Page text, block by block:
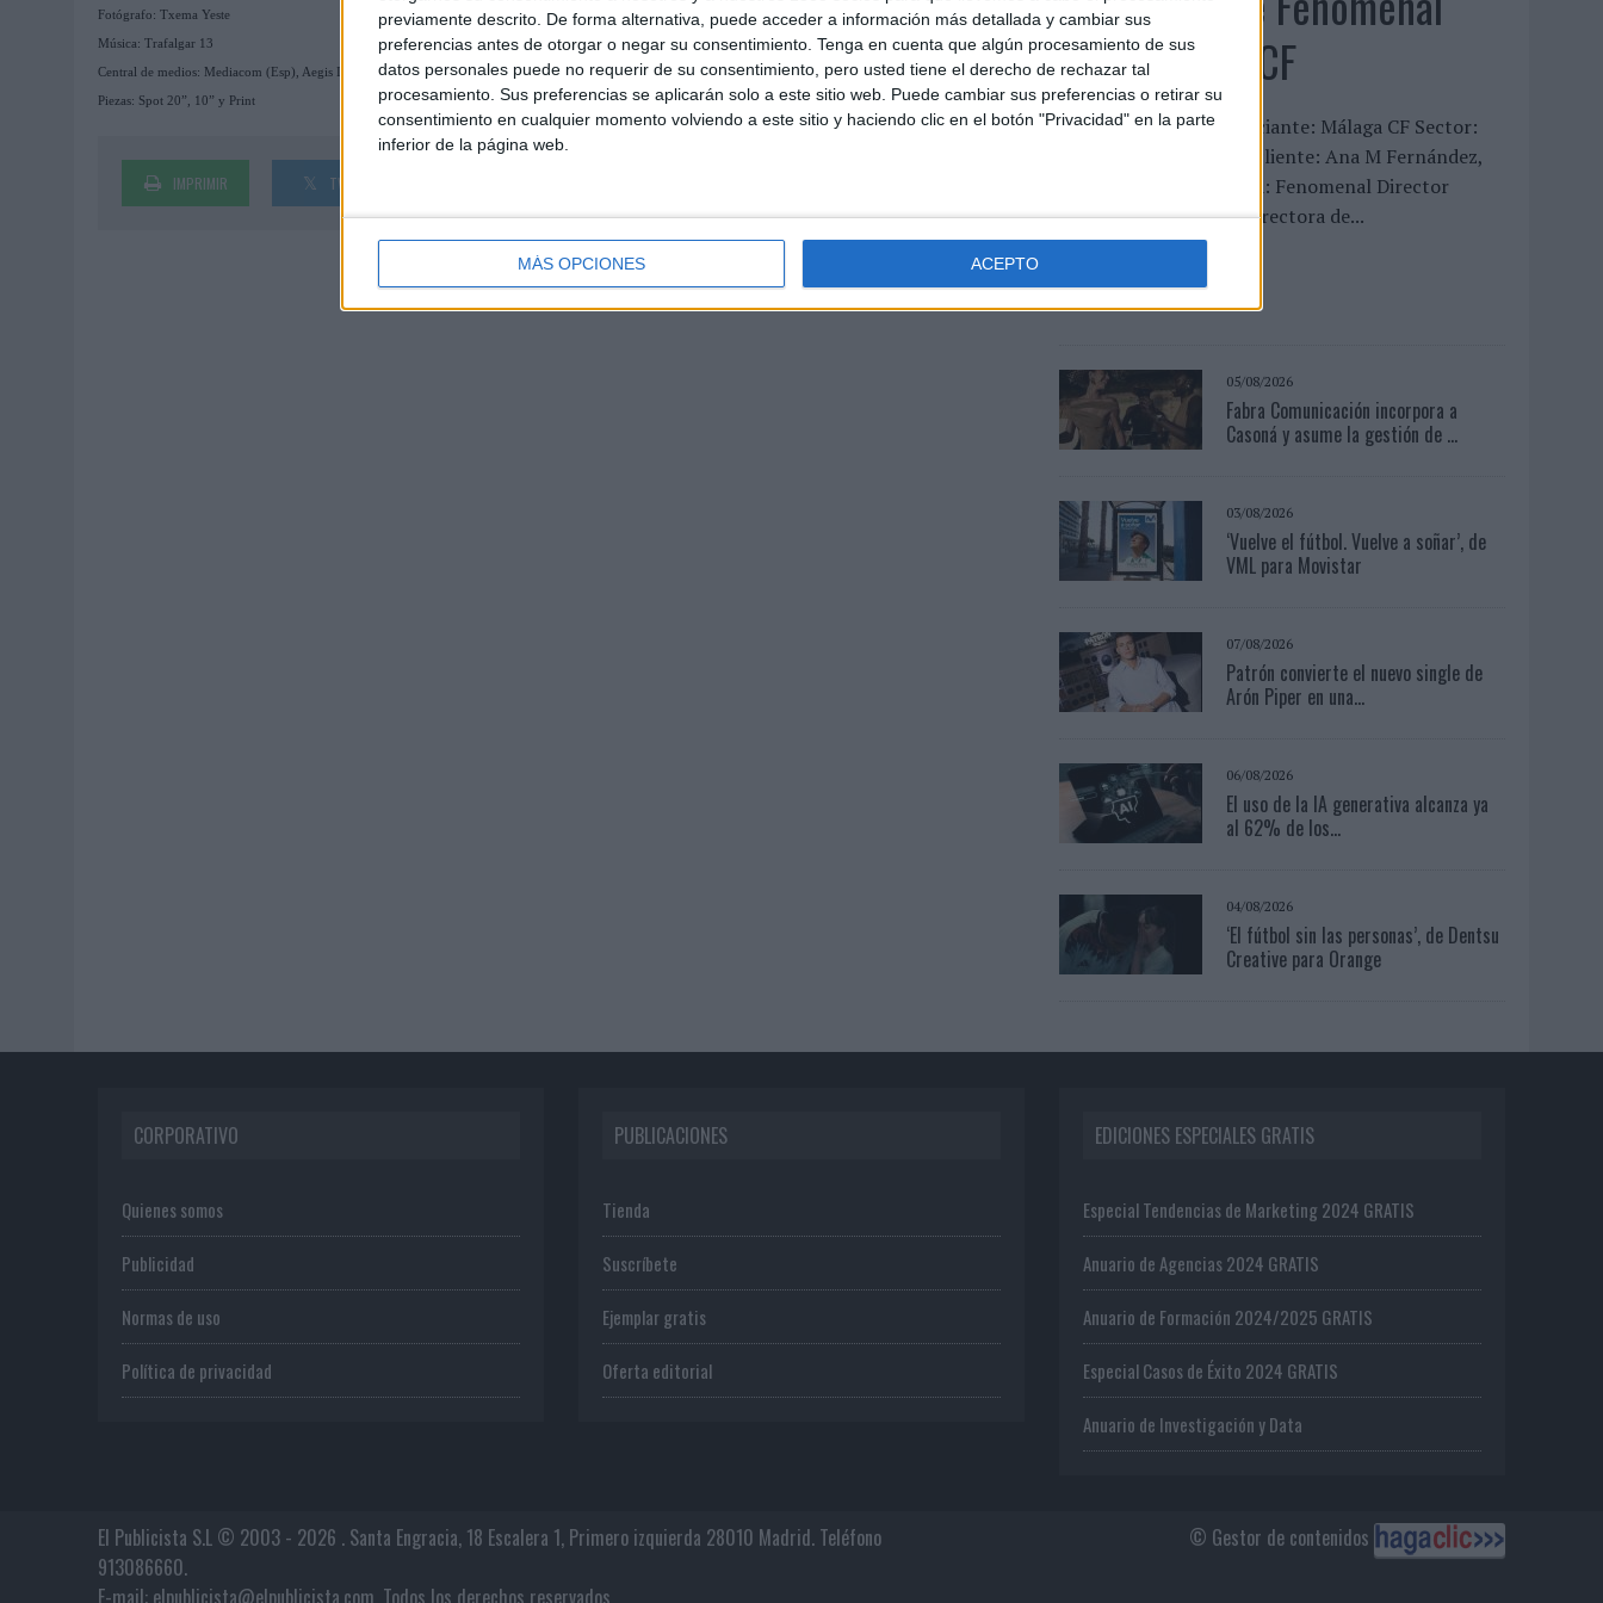
previamente descrito. De forma alternativa, puede acceder a información más detallada y cambiar sus
preferencias antes de otorgar o negar su consentimiento. Tenga en cuenta que algún procesamiento de sus
datos personales puede no requerir de su consentimiento, pero usted tiene el derecho de rechazar tal
procesamiento. Sus preferencias se aplicarán solo a este sitio web. Puede cambiar sus preferencias o retirar su
consentimiento en cualquier momento volviendo a este sitio y haciendo clic en el botón "Privacidad" en la parte
inferior de la página web.
MÁS OPCIONES ACEPTO
Fotógrafo: Txema Yeste
Música: Trafalgar 13
Central de medios: Mediacom (Esp), Aegis Ignition (Port)
Piezas: Spot 20”, 10” y Print
IMPRIMIR TWEET
para Málaga CF
FICHA TÉCNICA Anunciante: Málaga CF Sector:
servicios Contacto del cliente: Ana M Fernández,
Sergio Valencia Agencia: Fenomenal Director
creativo: David Titos Directora de...
05/08/2026
Fabra Comunicación incorpora a
Casoná y asume la gestión de ...
03/08/2026
‘Vuelve el fútbol. Vuelve a soñar’, de
VML para Movistar
07/08/2026
Patrón convierte el nuevo single de
Arón Piper en una...
06/08/2026
El uso de la IA generativa alcanza ya
al 62% de los...
04/08/2026
‘El fútbol sin las personas’, de Dentsu
Creative para Orange
CORPORATIVO
Quienes somos
Publicidad
Normas de uso
Política de privacidad
PUBLICACIONES
Tienda
Suscríbete
Ejemplar gratis
Oferta editorial
EDICIONES ESPECIALES GRATIS
Especial Tendencias de Marketing 2024 GRATIS
Anuario de Agencias 2024 GRATIS
Anuario de Formación 2024/2025 GRATIS
Especial Casos de Éxito 2024 GRATIS
Anuario de Investigación y Data
© Gestor de contenidos
El Publicista S.L © 2003 - 2026 . Santa Engracia, 18 Escalera 1, Primero izquierda 28010 Madrid. Teléfono
913086660.
E-mail: elpublicista@elpublicista.com. Todos los derechos reservados